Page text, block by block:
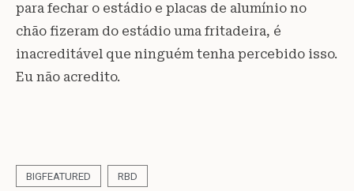
para fechar o estádio e placas de alumínio no
chão fizeram do estádio uma fritadeira, é
inacreditável que ninguém tenha percebido isso.
Eu não acredito.
BIGFEATURED RBD